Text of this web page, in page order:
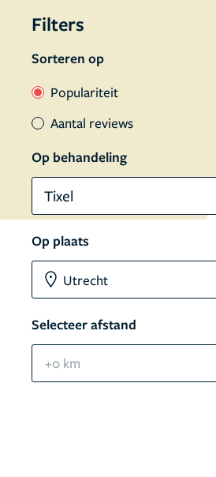
Filters
Sorteren op
Populariteit
Aantal reviews
Op behandeling
Tixel
Op plaats
Selecteer afstand
+0 km